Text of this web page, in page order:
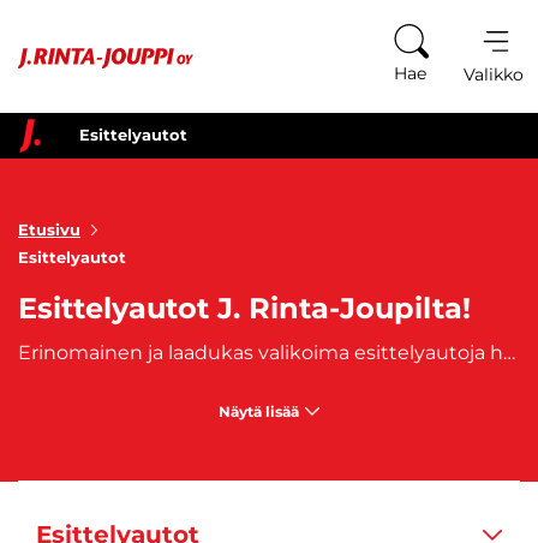
Hae Valikko
Esittelyautot
Etusivu
Esittelyautot
Esittelyautot J. Rinta-Joupilta!
Erinomainen ja laadukas valikoima esittelyautoja heti ajoon ja toimitukseen! Valitsemalla esittelyauton, saat luotettavan ja hyvähintaisen ajoneuvon, jossa laatu ei petä. Esittelyauto on autokaupan omassa käytössä ollut malliauto, joka on ollut joko sisätiloissa esillä tai koeajokäytössä.
Näytä lisää
Esittelyautot